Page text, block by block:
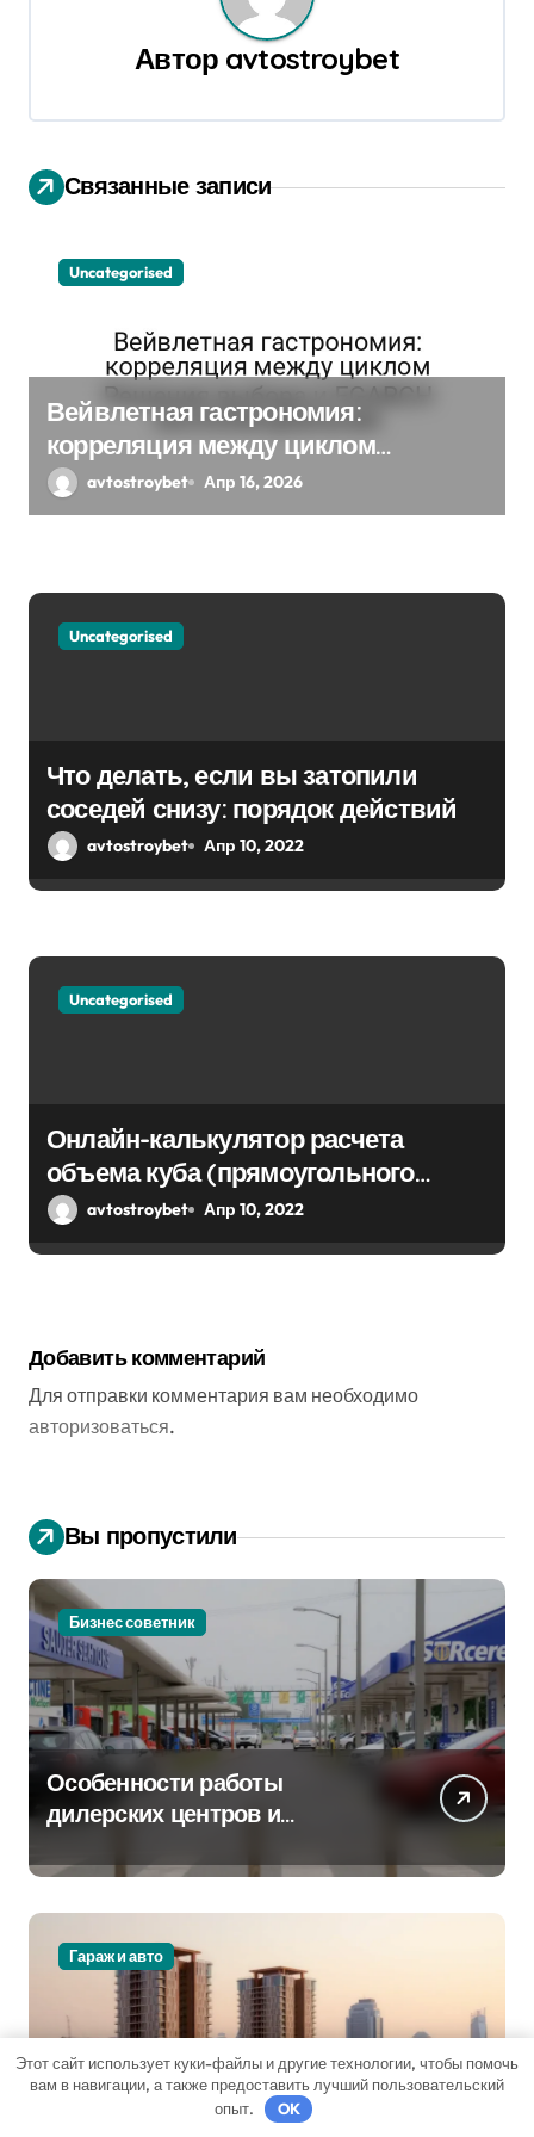
я
о
и
я
Автор avtostroybet
Связанные записи
Uncategorised
Вейвлетная гастрономия:
корреляция между циклом
Решения выбора и EGARCH
экспоненциальная
avtostroybet Апр 16, 2026
Uncategorised
Что делать, если вы затопили
соседей снизу: порядок действий
avtostroybet Апр 10, 2022
Uncategorised
Онлайн-калькулятор расчета
объема куба (прямоугольного
парралепипеда)
avtostroybet Апр 10, 2022
Добавить комментарий
Для отправки комментария вам необходимо
авторизоваться.
Вы пропустили
Бизнес советник
Особенности работы
дилерских центров и
крупных проспектах
Гараж и авто
Аналитика рынка: текущие
Этот сайт использует куки-файлы и другие технологии, чтобы помочь
вам в навигации, а также предоставить лучший пользовательский
опыт.
OK